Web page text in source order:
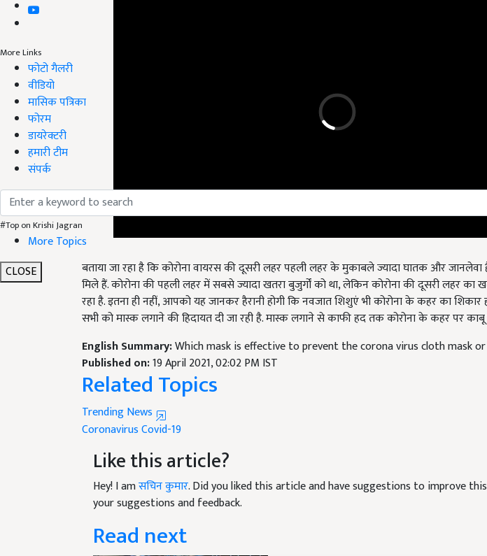
More Links
फोटो गैलरी
वीडियो
मासिक पत्रिका
फोरम
डायरेक्टरी
हमारी टीम
संपर्क
#Top on Krishi Jagran
More Topics
CLOSE
मिले हैं. कोरोना की पहली लहर में सबसे ज्यादा खतरा बुजुर्गों को था, लेकिन कोरोना की दूसरी लहर का
रहा है. इतना ही नहीं, आपको यह जानकर हैरानी होगी कि नवजात शिशुएं भी कोरोना के कहर का
सभी को मास्क लगाने की हिदायत दी जा रही है. मास्क लगाने से काफी हद तक कोरोना के कहर पर
Which mask is effective to prevent the corona virus cloth mask or
Published on:19 April 2021, 02:02 PM IST
Related Topics
Trending News
CoronavirusCovid-19
Like this article?
Hey! I amसचिन कुमार. Did you liked this article and have suggestions to improve this
your suggestions and feedback.
Read next